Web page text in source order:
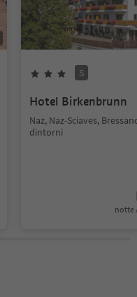
S
Hotel Birkenbrunn
Naz, Naz-Sciaves,
dintorni
notte